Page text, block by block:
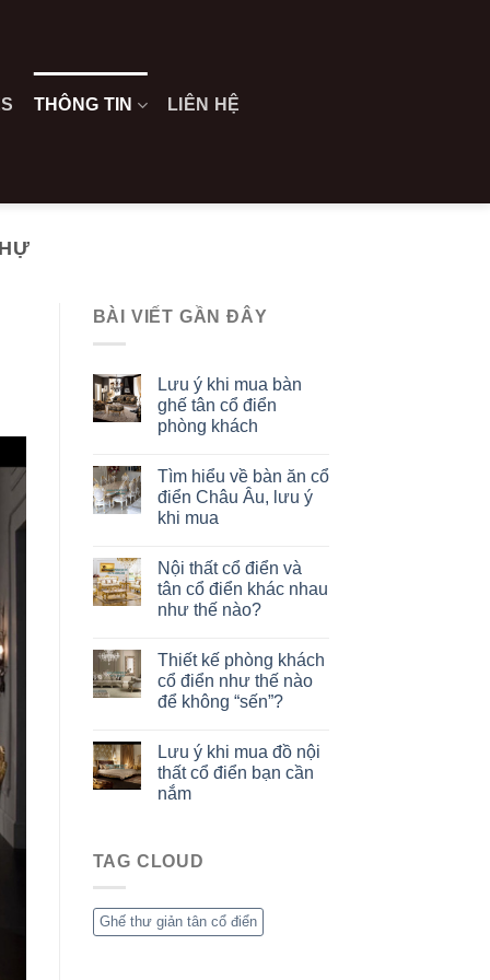
THÔNG TIN LIÊN HỆ
BÀI VIẾT GẦN ĐÂY
Lưu ý khi mua bàn
ghế tân cổ điển
phòng khách
Tìm hiểu về bàn ăn cổ
điển Châu Âu, lưu ý
khi mua
Nội thất cổ điển và
tân cổ điển khác nhau
như thế nào?
Thiết kế phòng khách
cổ điển như thế nào
để không “sến”?
Lưu ý khi mua đồ nội
thất cổ điển bạn cần
nắm
TAG CLOUD
Ghế thư giản tân cổ điển